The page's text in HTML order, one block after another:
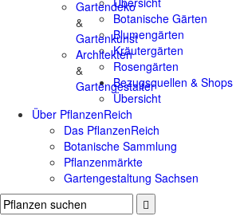
Gartendeko
&
Gartenkunst
Architekten
&
Gartengestalter
Botanische Gärten
Blumengärten
Kräutergärten
Rosengärten
Bezugsquellen & Shops
Übersicht
Über PflanzenReich
Das PflanzenReich
Botanische Sammlung
Pflanzenmärkte
Gartengestaltung Sachsen